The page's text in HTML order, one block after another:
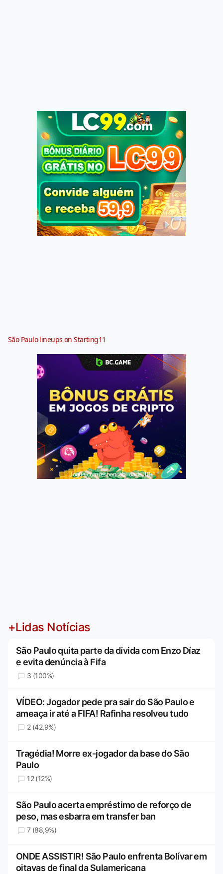
São Paulo lineups on Starting11
Jogue com responsabilidade. 18+
+Lidas Notícias
São Paulo quita parte da dívida com Enzo Díaz
e evita denúncia à Fifa
3 (100%)
VÍDEO: Jogador pede pra sair do São Paulo e
ameaça ir até a FIFA! Rafinha resolveu tudo
2 (42,9%)
Tragédia! Morre ex-jogador da base do São
Paulo
12 (12%)
São Paulo acerta empréstimo de reforço de
peso, mas esbarra em transfer ban
7 (88,9%)
ONDE ASSISTIR! São Paulo enfrenta Bolívar em
oitavas de final da Sulamericana